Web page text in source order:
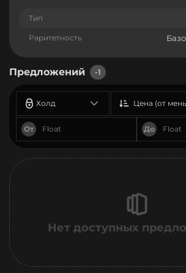
Тип
Раритетность
Предложений -1
Холд
От До
Цена (от
Нет доступных